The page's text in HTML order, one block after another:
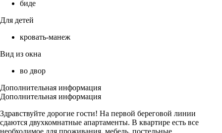
биде
Для детей
кровать-манеж
Вид из окна
во двор
Дополнительная информация
Дополнительная информация
Здравствуйте дорогие гости! На первой береговой линии
сдаются двухкомнатные апартаменты. В квартире есть все
необходимое для проживания, мебель, постельные